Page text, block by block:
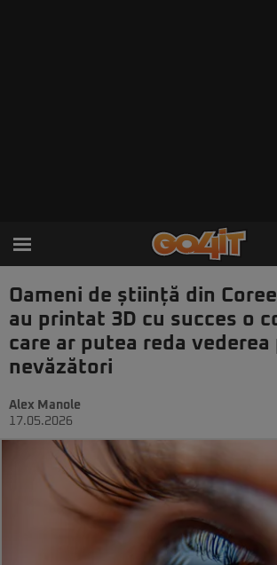
Oameni de știință din
au printat 3D cu succes o
care ar putea reda
nevăzători
Alex Manole
17.05.2026